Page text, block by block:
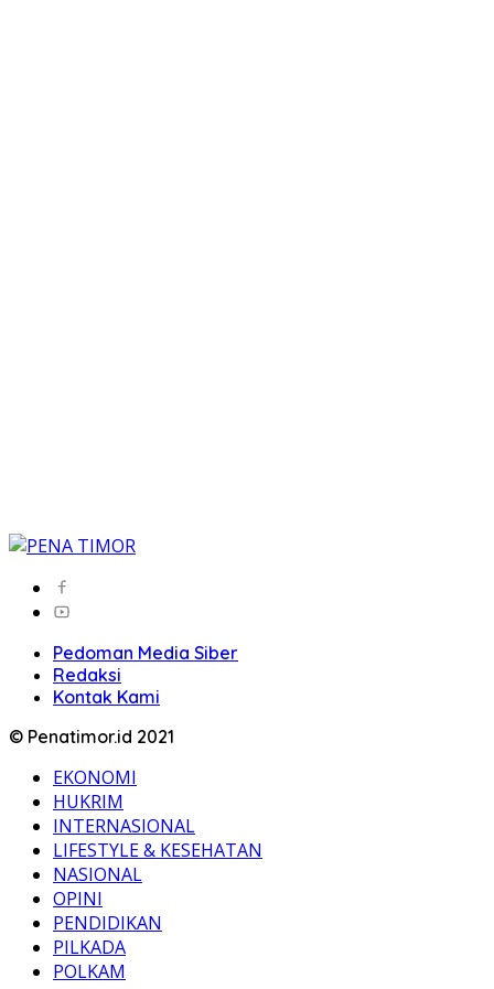
Pedoman Media Siber
Redaksi
Kontak Kami
© Penatimor.id 2021
EKONOMI
HUKRIM
INTERNASIONAL
LIFESTYLE & KESEHATAN
NASIONAL
OPINI
PENDIDIKAN
PILKADA
POLKAM